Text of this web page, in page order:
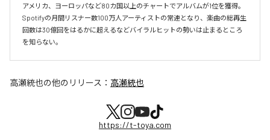
アメリカ、ヨーロッパなど80カ国以上のチャートでアルバムが1位を獲得。
Spotifyの月間リスナー数100万人アーティストの常連となり、楽曲の総再生
回数は30億回をはるかに超えるなどバイラルヒットの勢いは止まるところ
を知らない。
高瀬統也の他のリリース： 高瀬統也
https://t-toya.com